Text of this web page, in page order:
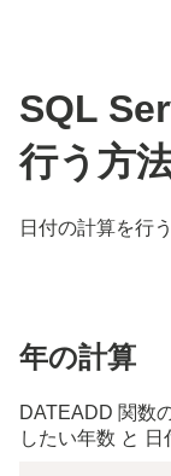
SQL
行う方
日付の計算を行
年の計算
DATEADD 関数
したい年数 と 日